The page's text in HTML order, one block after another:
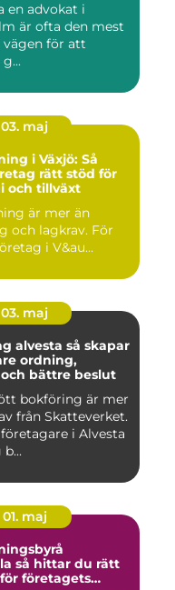
en advokat i
är ofta den mest
vägen för att
03. maj
i Växjö: Så
rätt stöd för
och tillväxt
är mer än
och lagkrav. För
i V&au...
03. maj
så skapar
ordning,
bättre beslut
bokföring är mer
från Skatteverket.
i Alvesta
01. maj
rätt
företagets